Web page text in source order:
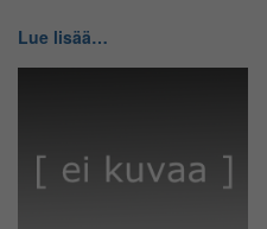
Lue lisää…